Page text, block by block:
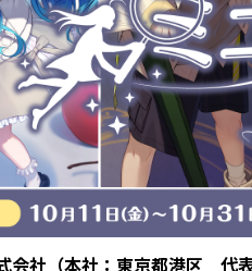
会社（本社：東京都港区 代